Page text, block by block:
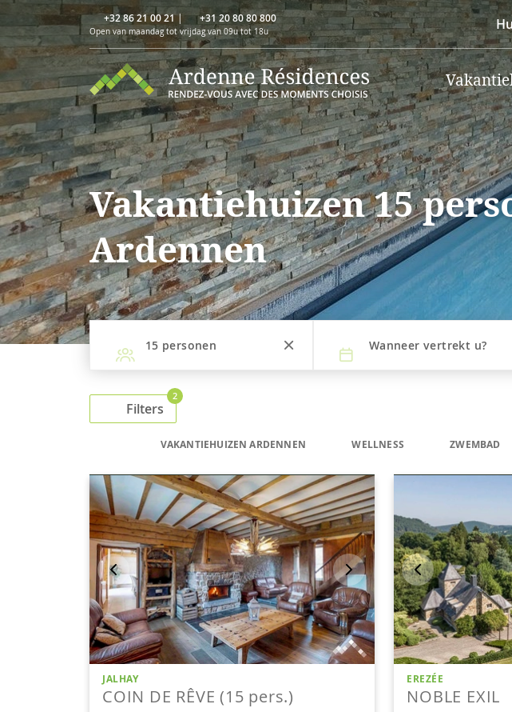
+32 86 21 00 21| +31 20 80 80 800
Open van maandag tot vrijdag van 09u tot 18u
Vakantiehuizen 15
Ardennen
15 personen Wanneer vertrekt u?
Filters
2
VAKANTIEHUIZEN ARDENNEN WELLNESS ZWEMBAD